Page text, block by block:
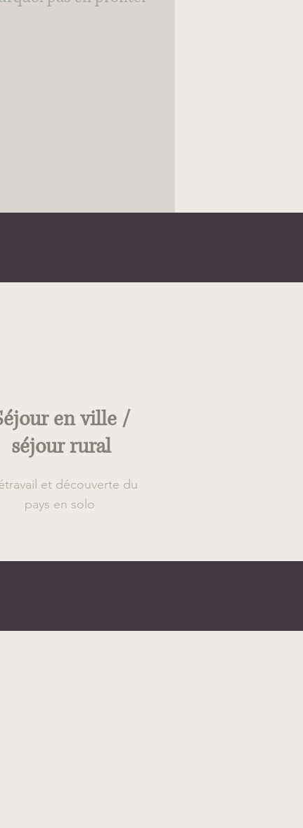
en ville /
séjour rural
et découverte du
pays en solo